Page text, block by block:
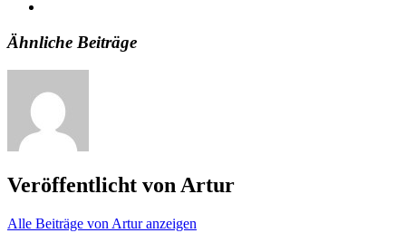
Ähnliche Beiträge
Veröffentlicht von Artur
Alle Beiträge von Artur anzeigen